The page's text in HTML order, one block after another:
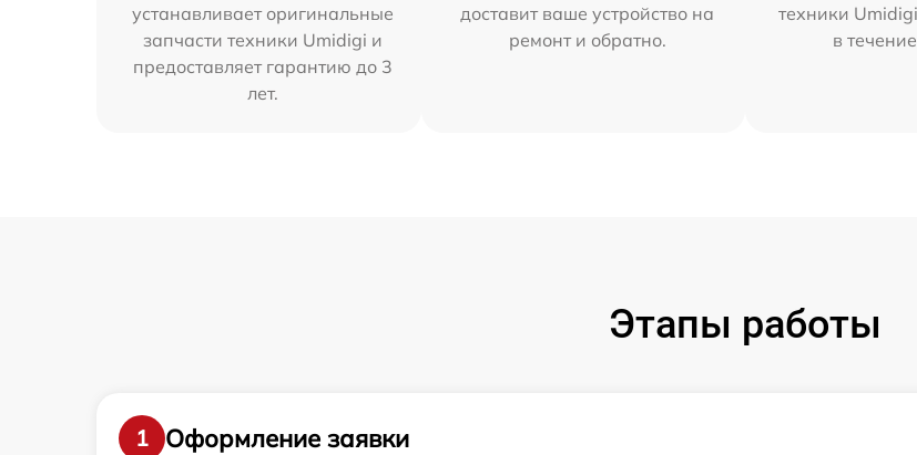
устанавливает оригинальные
запчасти техники Umidigi и
предоставляет гарантию до 3
лет.
доставит ваше устройство на
ремонт и обратно.
техники
в
Этапы работы
1
Оформление заявки